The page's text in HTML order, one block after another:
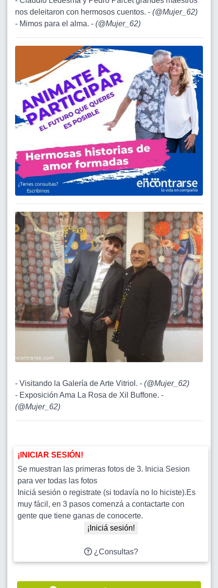
nos deleitaron con hermosos cuentos. - (@Mujer_62)
- Mimos para el alma. - (@Mujer_62)
- Visitando la Galería de Arte Vitriol. - (@Mujer_62)
- Exposición Ama La Rosa de Xil Buffone. -
(@Mujer_62)
¡INICIAR SESIÓN!
Se muestran las primeras fotos de 3. Inicia Sesion
para ver todas las fotos
Iniciá sesión o registrate (si todavía no lo hiciste).Es
muy fácil, en 3 pasos comenzá a contactarte con
gente que tiene ganas de conocerte.
¡Iniciá sesión!
¿Consultas?